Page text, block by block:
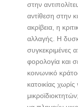
στην
αντίθεση στην
ακρίβεια, η
αλλαγής. Η
συγκεκριμένες
φορολογία και
κοινωνικό
κατοικίας